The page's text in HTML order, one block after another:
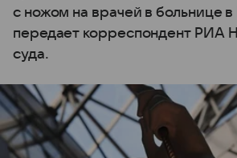
с ножом на врачей в больнице в
передает корреспондент РИА
суда.